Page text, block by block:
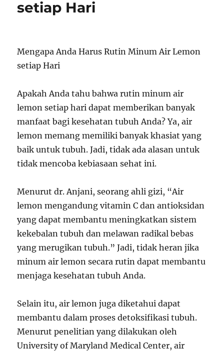
setiap Hari
Mengapa Anda Harus Rutin Minum Air Lemon
setiap Hari
Apakah Anda tahu bahwa rutin minum air
lemon setiap hari dapat memberikan banyak
manfaat bagi kesehatan tubuh Anda? Ya, air
lemon memang memiliki banyak khasiat yang
baik untuk tubuh. Jadi, tidak ada alasan untuk
tidak mencoba kebiasaan sehat ini.
Menurut dr. Anjani, seorang ahli gizi, “Air
lemon mengandung vitamin C dan antioksidan
yang dapat membantu meningkatkan sistem
kekebalan tubuh dan melawan radikal bebas
yang merugikan tubuh.” Jadi, tidak heran jika
minum air lemon secara rutin dapat membantu
menjaga kesehatan tubuh Anda.
Selain itu, air lemon juga diketahui dapat
membantu dalam proses detoksifikasi tubuh.
Menurut penelitian yang dilakukan oleh
University of Maryland Medical Center, air